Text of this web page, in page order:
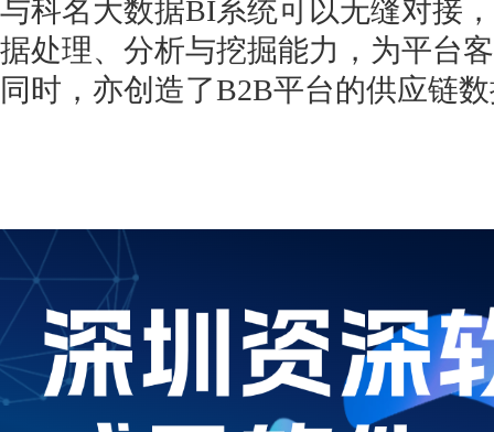
与科名大数据BI系统可以无缝对接
据处理、分析与挖掘能力，为平台
同时，亦创造了B2B平台的供应链